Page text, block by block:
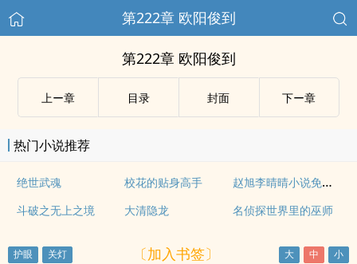
第222章 欧阳俊到
第222章 欧阳俊到
上ー章 目录 封面 下ー章
热门小说推荐
绝世武魂 校花的贴身高手 赵旭李晴晴小说免费全文免费阅读
斗破之无上之境 大清隐龙 名侦探世界里的巫师
〔加入书签〕